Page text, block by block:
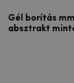
Gél borítás
absztrakt